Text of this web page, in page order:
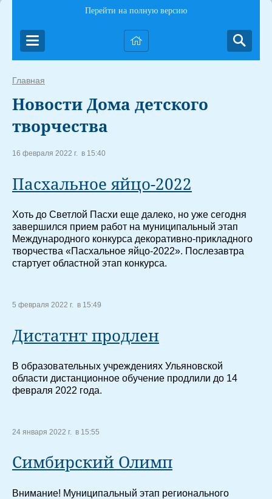
Перейти на полную версию
Главная
Новости Дома детского
творчества
16 февраля 2022 г. в 15:40
Пасхальное яйцо-2022
Хоть до Светлой Пасхи еще далеко, но уже сегодня
завершился прием работ на муниципальный этап
Международного конкурса декоративно-прикладного
творчества «Пасхальное яйцо-2022». Послезавтра
стартует областной этап конкурса.
5 февраля 2022 г. в 15:49
Дистатнт продлен
В образовательных учреждениях Ульяновской
области дистанционное обучение продлили до 14
февраля 2022 года.
24 января 2022 г. в 15:55
Симбирский Олимп
Внимание! Муниципальный этап регионального